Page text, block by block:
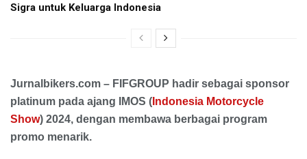
Sigra untuk Keluarga Indonesia
Jurnalbikers.com – FIFGROUP hadir sebagai sponsor
platinum pada ajang IMOS ( Indonesia Motorcycle
Show) 2024, dengan membawa berbagai program
promo menarik.